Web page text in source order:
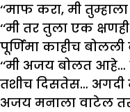
‘‘माफ करा, मी
‘‘मी तर तुला एक
पूर्णिमा काहीच बोलली
‘‘मी अजय बोलत
तशीच दिसतेस… अगदी
अजय मनाला वाटेल